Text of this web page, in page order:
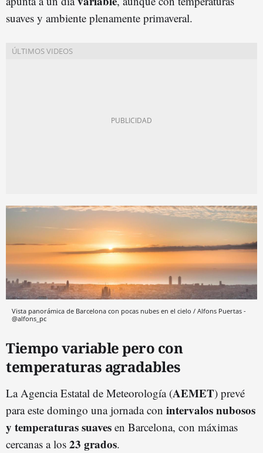
suaves y ambiente plenamente primaveral.
Vista panorámica de Barcelona con pocas nubes en el cielo / Alfons Puertas -
@alfons_pc
Tiempo variable pero con
temperaturas agradables
La Agencia Estatal de Meteorología (AEMET) prevé
para este domingo una jornada con intervalos nubosos
y temperaturas suaves en Barcelona, con máximas
cercanas a los 23 grados.